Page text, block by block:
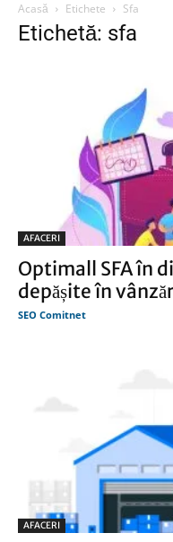
Acasă Etichete Sfa
Etichetă: sfa
AFACERI
Optimall SFA în
depășite în
SEO Comitnet
AFACERI